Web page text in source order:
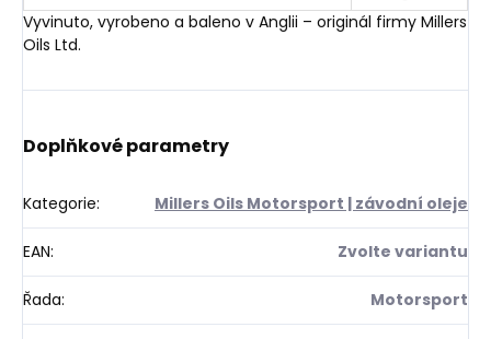
Vyvinuto, vyrobeno a baleno v Anglii – originál firmy Millers
Oils Ltd.
Doplňkové parametry
Kategorie: Millers Oils Motorsport | závodní oleje
EAN: Zvolte variantu
Řada: Motorsport